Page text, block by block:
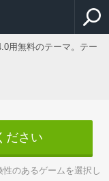
用無料のテーマ。テー
ださい
のあるゲームを選択し